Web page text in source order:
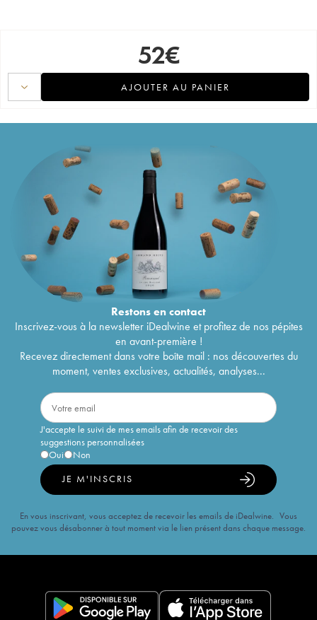
52€
AJOUTER AU PANIER
Restons encontact
Inscrivez-vous à la newsletter iDealwine et profitez de nos pépites
en avant-première !
Recevez directement dans votre boîte mail : nos découvertes du
moment, ventes exclusives, actualités, analyses...
J'accepte le suivi de mes emails afin de recevoir des
suggestions personnalisées
Oui
Non
JE M'INSCRIS
En vous inscrivant, vous acceptez de recevoir les emails de iDealwine. Vous
pouvez vous désabonner à tout moment via le lien présent dans chaque message.